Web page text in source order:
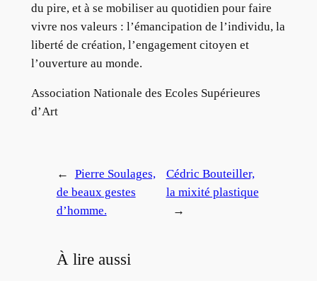
du pire, et à se mobiliser au quotidien pour faire
vivre nos valeurs : l’émancipation de l’individu, la
liberté de création, l’engagement citoyen et
l’ouverture au monde.
Association Nationale des Ecoles Supérieures
d’Art
←
Pierre Soulages,
de beaux gestes
d’homme.
Cédric Bouteiller,
la mixité plastique
→
À lire aussi